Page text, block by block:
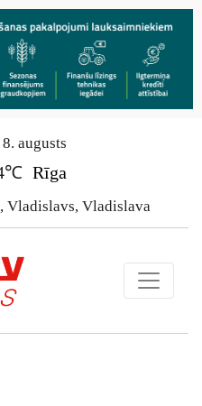
8. augusts
Rīga
Vladislavs, Vladislava